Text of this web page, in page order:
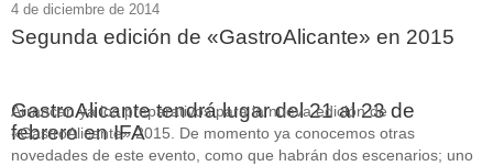
4 de diciembre de 2014
Segunda edición de «GastroAlicante» en 2015
GastroAlicante tendrá lugar del 21 al 23 de
febrero en IFA
Arrancan ya los preparativos para la nueva edición de
«GastroAlicante» 2015. De momento ya conocemos otras
novedades de este evento, como que habrán dos escenarios; uno